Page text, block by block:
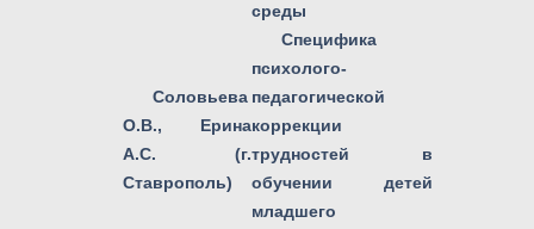
среды
Соловьева
О.В., Ерина
А.С. (г.
Ставрополь)
Специфика
психолого-
педагогической
коррекции
трудностей в
обучении детей
младшего